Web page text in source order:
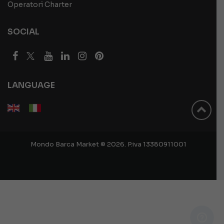
Operatori Charter
SOCIAL
LANGUAGE
Mondo Barca Market © 2026. P.iva 13380911001